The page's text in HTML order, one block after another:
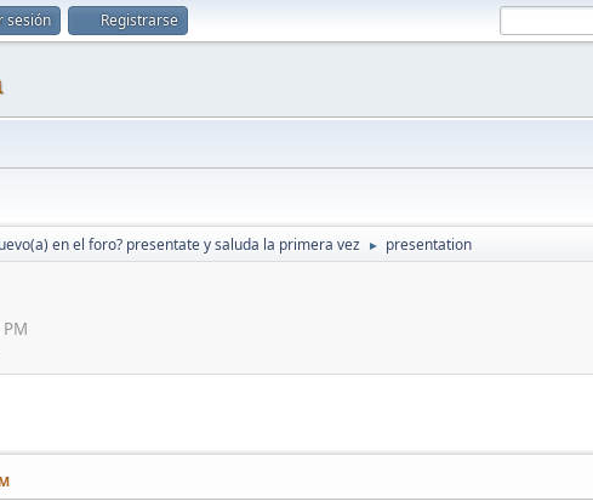
sesión Registrarse
en el foro? presentate y saluda la primera vez ► presentation